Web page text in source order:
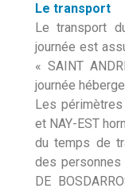
Le transport
Le transport
journée est
« SAINT
journée
Les
et NAY-EST
du temps de
des
DE